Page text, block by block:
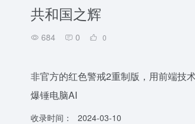
共和国之辉
684 0 0
非官方的红色警戒2重制版，用前端技
爆锤电脑AI
收录时间：
2024-03-10